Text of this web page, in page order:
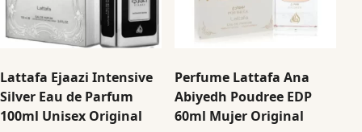
Lattafa Ejaazi Intensive
Silver Eau de Parfum
100ml Unisex Original
Perfume Lattafa Ana
Abiyedh Poudree EDP
60ml Mujer Original